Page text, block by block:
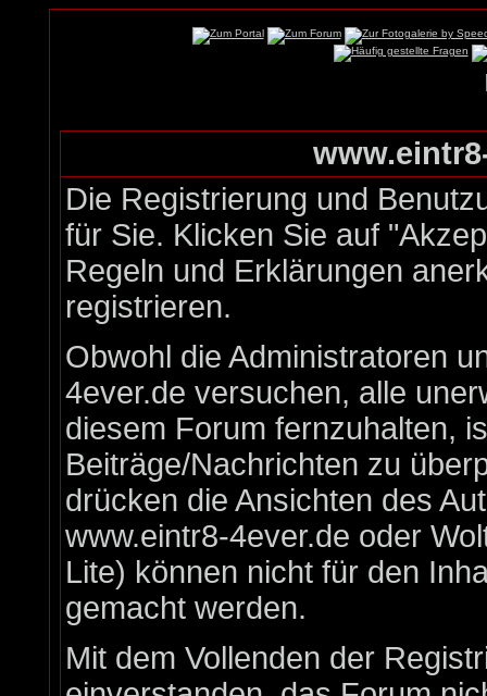
Die Registrierung und
für Sie. Klicken Sie auf
Regeln und Erklärungen
registrieren.
Obwohl die Administratoren
4ever.de versuchen, alle
diesem Forum fernzuhalten,
Beiträge/Nachrichten zu
drücken die Ansichten des
www.eintr8-4ever.de oder
Lite) können nicht für den
gemacht werden.
Mit dem Vollenden der